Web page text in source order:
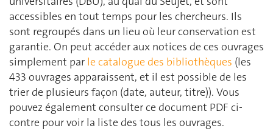
accessibles en tout temps pour les chercheurs. Ils
sont regroupés dans un lieu où leur conservation est
garantie. On peut accéder aux notices de ces ouvrages
simplement par le catalogue des bibliothèques (les
433 ouvrages apparaissent, et il est possible de les
trier de plusieurs façon (date, auteur, titre)). Vous
pouvez également consulter ce document PDF ci-
contre pour voir la liste des tous les ouvrages.